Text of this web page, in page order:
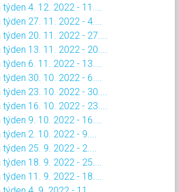
4. 12. 2022 - 11....
27. 11. 2022 - 4....
20. 11. 2022 - 27....
13. 11. 2022 - 20....
6. 11. 2022 - 13....
30. 10. 2022 - 6....
23. 10. 2022 - 30....
16. 10. 2022 - 23....
9. 10. 2022 - 16....
2. 10. 2022 - 9....
25. 9. 2022 - 2....
18. 9. 2022 - 25....
11. 9. 2022 - 18....